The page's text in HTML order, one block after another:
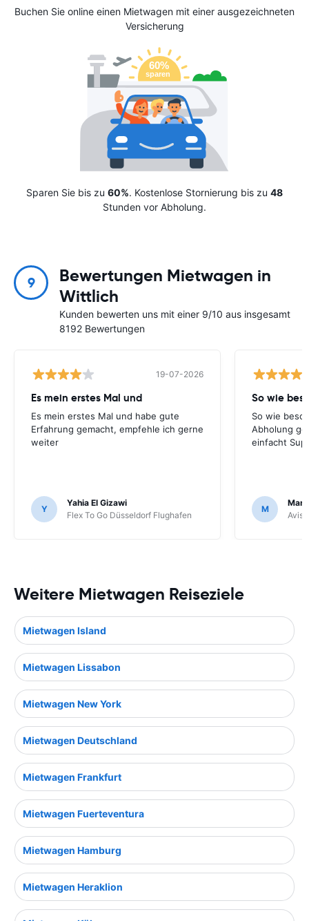
Buchen Sie online einen Mietwagen mit einer ausgezeichneten
Versicherung
Sparen Sie bis zu 60%. Kostenlose Stornierung bis zu 48
Stunden vor Abholung.
9
Bewertungen Mietwagen in
Wittlich
Kunden bewerten uns mit einer 9/10 aus insgesamt
8192 Bewertungen
19-07-2026
Es mein erstes Mal und
Es mein erstes Mal und habe gute
Erfahrung gemacht, empfehle ich gerne
weiter
Y
Yahia El Gizawi
Flex To Go Düsseldorf Flughafen
So wie
So wie
Abholung
einfacht
M
Avis
Weitere Mietwagen Reiseziele
Mietwagen Island
Mietwagen Lissabon
Mietwagen New York
Mietwagen Deutschland
Mietwagen Frankfurt
Mietwagen Fuerteventura
Mietwagen Hamburg
Mietwagen Heraklion